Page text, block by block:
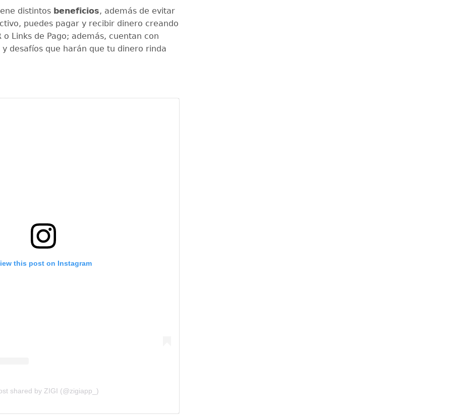
distintos beneficios, además de evitar
puedes pagar y recibir dinero creando
o Links de Pago; además, cuentan con
desafíos que harán que tu dinero rinda
this post on Instagram
shared by ZIGI (@zigiapp_)